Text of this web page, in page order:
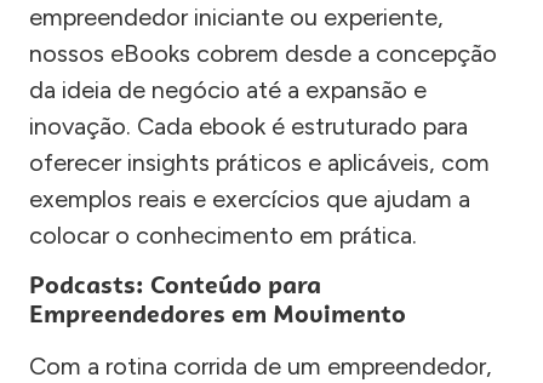
empreendedor iniciante ou experiente,
nossos eBooks cobrem desde a concepção
da ideia de negócio até a expansão e
inovação. Cada ebook é estruturado para
oferecer insights práticos e aplicáveis, com
exemplos reais e exercícios que ajudam a
colocar o conhecimento em prática.
Podcasts: Conteúdo para
Empreendedores em Movimento
Com a rotina corrida de um empreendedor,